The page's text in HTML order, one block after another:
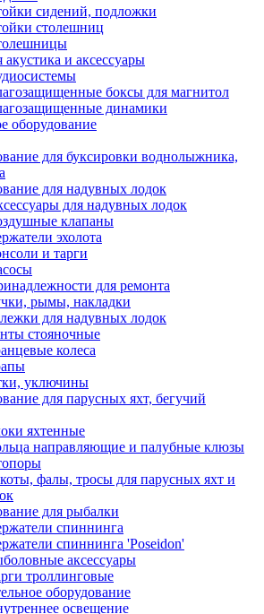
сидений, подложки
столешниц
и аксессуары
боксы для магнитол
динамики
оборудование
для буксировки воднолыжника,
для надувных лодок
для надувных лодок
клапаны
эхолота
и тарги
для ремонта
рымы, накладки
для надувных лодок
стояночные
колеса
уключины
для парусных яхт, бегучий
яхтенные
направляющие и палубные клюзы
фалы, тросы для парусных яхт и
для рыбалки
спиннинга
спиннинга 'Poseidon'
аксессуары
троллинговые
оборудование
освещение